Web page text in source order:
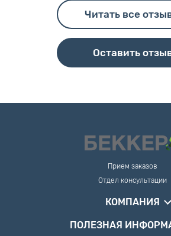
Читать все
Оставить
Прием заказов
Отдел консультации
КОМПАНИЯ
ПОЛЕЗНАЯ